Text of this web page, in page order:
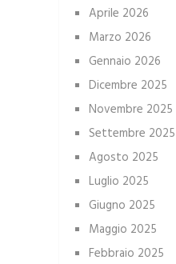
Aprile 2026
Marzo 2026
Gennaio 2026
Dicembre 2025
Novembre 2025
Settembre 2025
Agosto 2025
Luglio 2025
Giugno 2025
Maggio 2025
Febbraio 2025